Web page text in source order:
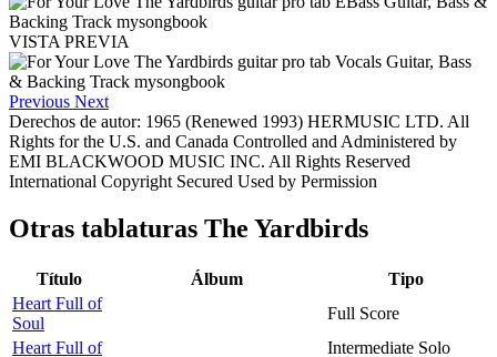
VISTA PREVIA
Previous Next
Derechos de autor: 1965 (Renewed 1993) HERMUSIC LTD. All
Rights for the U.S. and Canada Controlled and Administered by
EMI BLACKWOOD MUSIC INC. All Rights Reserved
International Copyright Secured Used by Permission
Otras tablaturas The Yardbirds
Título Álbum
Tipo
Heart Full of
Soul
Full Score
Heart Full of
Intermediate Solo